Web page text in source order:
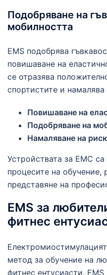
Подобряване на
мобилността
EMS подобрява
повишаване на
се отразява
спортистите и
Повишаване на
Подобряване на
Намаляване на
Устройствата за ЕМС
процесите на обучение,
представяне на
EMS за
фитнес
метод за обучение на
фитнес ентусиасти.